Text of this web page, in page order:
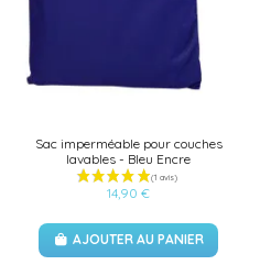
Sac imperméable pour couches
lavables - Bleu Encre
14,90 €
AJOUTER AU PANIER